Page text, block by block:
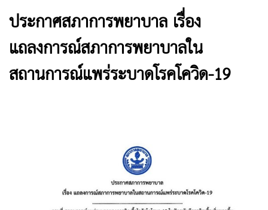
ประกาศสภาการพยาบาล เรื่อง
แถลงการณ์สภาการพยาบาลใน
สถานการณ์แพร่ระบาดโรคโควิด-19